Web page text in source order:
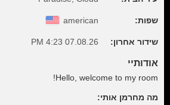
שפות: american
שידור אחרון: 07.08.26 4:23 PM
אודותיי
Hello, welcome to my room!
מה מחרמן אותי: